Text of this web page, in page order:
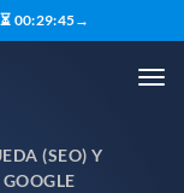
⏳ 00:29:44→
(SEO) Y